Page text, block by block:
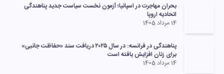
بحران مهاجرت در اسپانیا؛ آزمون نخست سیاست جدید پناهندگی
اتحادیه اروپا
14 مرداد 1405
پناهندگی در فرانسه: در سال ۲۰۲۵ دریافت سند «حفاظت جانبی»
برای زنان افزایش یافته است
14 مرداد 1405